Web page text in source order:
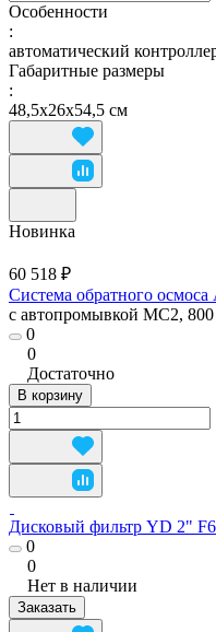
Особенности
:
автоматический
Габаритные размеры
:
48,5х26х54,5 см
Новинка
60 518 ₽
Система обратного
с автопромывкой MC2,
0
0
Достаточно
В корзину
Дисковый фильтр YD 2"
0
0
Нет в наличии
Заказать